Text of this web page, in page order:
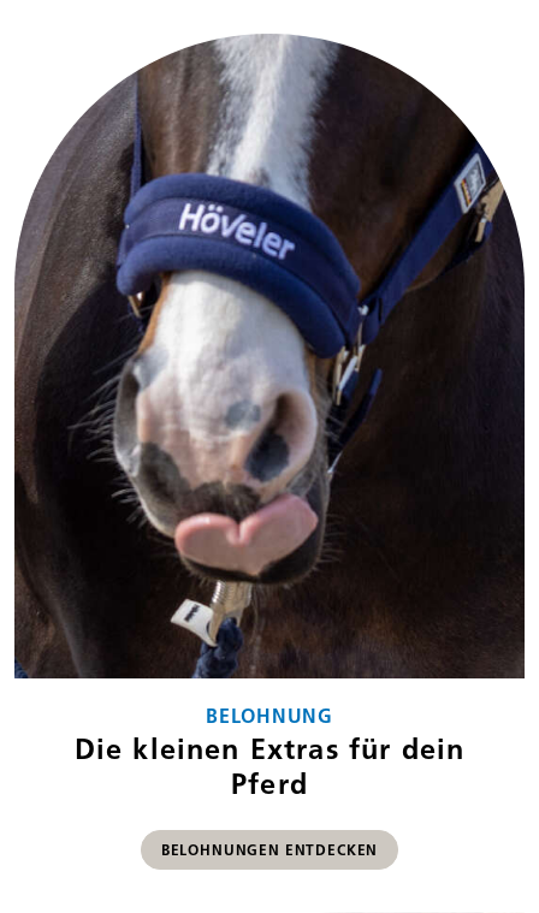
BELOHNUNG
Die kleinen Extras für dein
Pferd
BELOHNUNGEN ENTDECKEN